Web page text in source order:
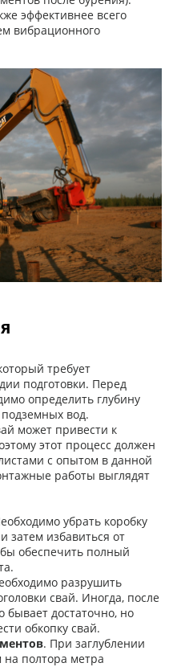
эффективнее всего
вибрационного
требует
подготовки. Перед
определить глубину
вод.
может привести к
этот процесс должен
с опытом в данной
работы выглядят
убрать коробку
затем избавиться от
обеспечить полный
разрушить
свай. Иногда, после
бывает достаточно, но
обкопку свай.
. При заглублении
полтора метра